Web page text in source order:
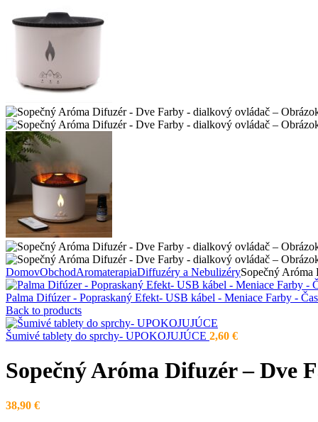
DomovObchodAromaterapiaDiffuzéry a NebulizérySopečný
Palma Difúzer - Popraskaný Efekt- USB kábel - Meniace Farby -
Back to products
Šumivé tablety do sprchy- UPOKOJUJÚCE 2,60 €
Sopečný Aróma Difuzér – Dve
38,90 €